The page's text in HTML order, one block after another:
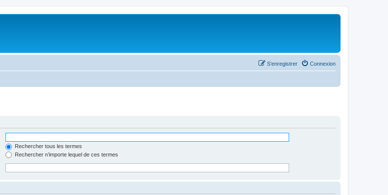
Connexion
S’enregistrer
Rechercher tous les termes
Rechercher n’importe lequel de ces termes